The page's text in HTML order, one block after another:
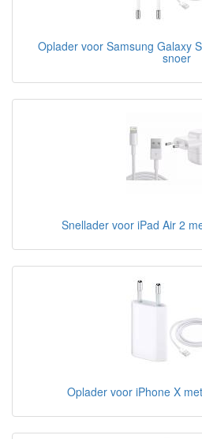
Oplader voor Samsung Galaxy
snoer
Snellader voor iPad Air 2
Oplader voor iPhone X